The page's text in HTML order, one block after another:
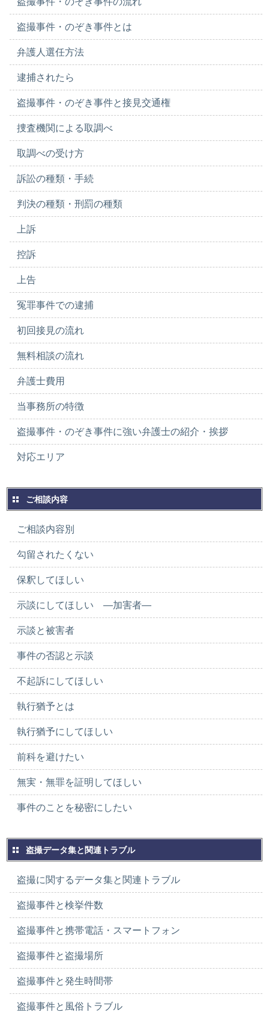
盗撮事件・のぞき事件とは
弁護人選任方法
逮捕されたら
盗撮事件・のぞき事件と接見交通権
捜査機関による取調べ
取調べの受け方
訴訟の種類・手続
判決の種類・刑罰の種類
上訴
控訴
上告
冤罪事件での逮捕
初回接見の流れ
無料相談の流れ
弁護士費用
当事務所の特徴
盗撮事件・のぞき事件に強い弁護士の紹介・挨拶
対応エリア
ご相談内容
ご相談内容別
勾留されたくない
保釈してほしい
示談にしてほしい ―加害者―
示談と被害者
事件の否認と示談
不起訴にしてほしい
執行猶予とは
執行猶予にしてほしい
前科を避けたい
無実・無罪を証明してほしい
事件のことを秘密にしたい
盗撮データ集と関連トラブル
盗撮に関するデータ集と関連トラブル
盗撮事件と検挙件数
盗撮事件と携帯電話・スマートフォン
盗撮事件と盗撮場所
盗撮事件と発生時間帯
盗撮事件と風俗トラブル